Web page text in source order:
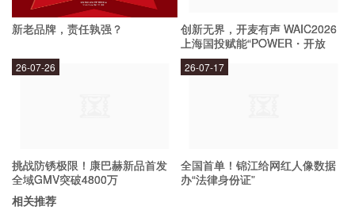
未来A股市场的发展趋势是什么？
未来A股市场的发展趋势是多元化和国际化。多元
外，市场也将会更加完善，监管制度和投资者保护
机制将会进一步加强。
新老品牌，责任孰强？
创新无界，开麦有声 WAIC2026
上海国投赋能“POWER・开放
麦”专场成功举办
挑战防锈极限！康巴赫新品首发
全域GMV突破4800万
26-07-26
全国首单！锦江给网红人像数据
办“法律身份证”
26-07-17
相关推荐